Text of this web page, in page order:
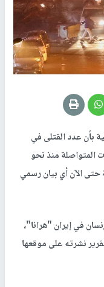
بأن عدد القتلى في
المتواصلة منذ نحو
حتى الآن أي بيان رسمي
في إيران "هرانا"،
نشرته على موقعها